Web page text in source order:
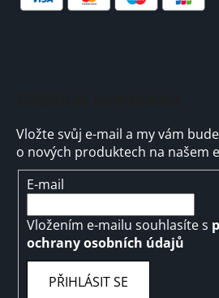
Vložte svůj e-mail a my vám
o nových produktech na našem
E-mail
Vložením e-mailu souhlasíte s
ochrany osobních údajů
PŘIHLÁSIT SE